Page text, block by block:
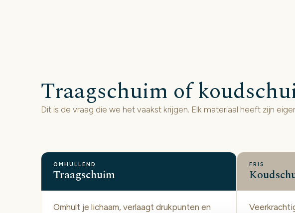
Traagschuim of
Dit is de vraag die we het vaakst krijgen. Elk materiaal heeft zijn
OMHULLEND
Traagschuim
Omhult je lichaam, verlaagt drukpunten en
FRIS